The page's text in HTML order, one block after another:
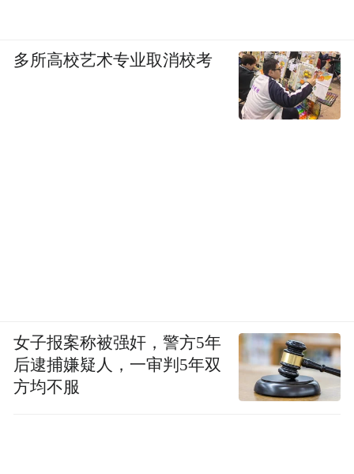
多所高校艺术专业取消校考
女子报案称被强奸，警方5年
后逮捕嫌疑人，一审判5年双
方均不服